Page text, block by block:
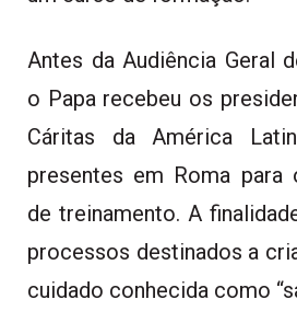
Antes da Audiência Geral
o Papa recebeu os
Cáritas da América
presentes em Roma para
de treinamento. A
processos destinados a
cuidado conhecida como